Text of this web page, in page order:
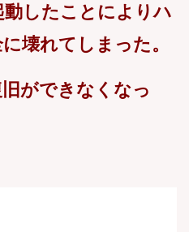
したことによりハ
壊れてしまった。
ができなくなっ